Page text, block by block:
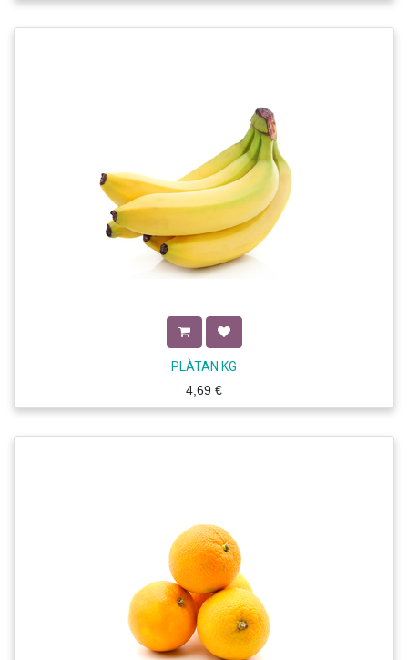
PLÀTAN KG
4,69 €